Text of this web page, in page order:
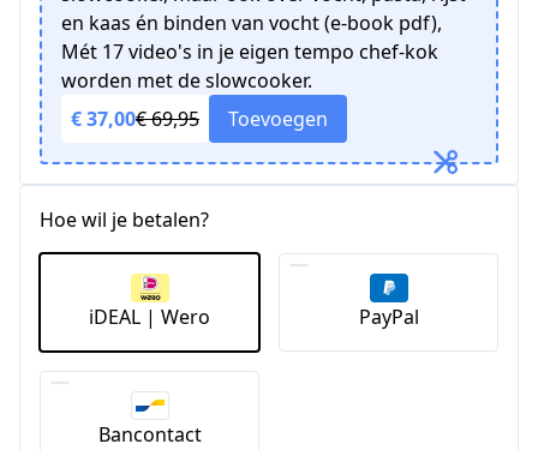
en kaas én binden van vocht (e-book pdf),
Mét 17 video's in je eigen tempo chef-kok
worden met de slowcooker.
€ 37,00€ 69,95 Toevoegen
Hoe wil je betalen?
iDEAL | Wero PayPal
Bancontact